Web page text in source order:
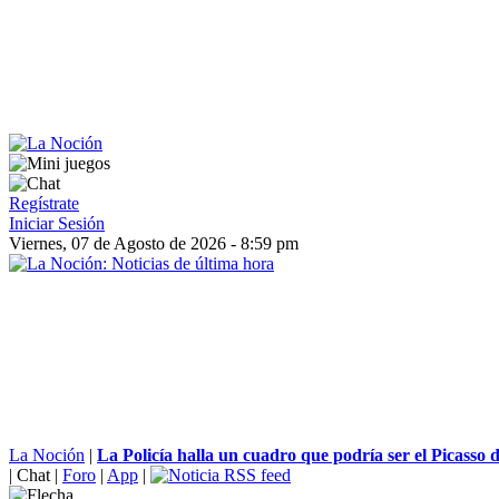
Regístrate
Iniciar Sesión
Viernes, 07 de Agosto de 2026 - 8:59 pm
La Noción | La Policía halla un cuadro que podría ser el Picasso
| Chat | Foro | App |